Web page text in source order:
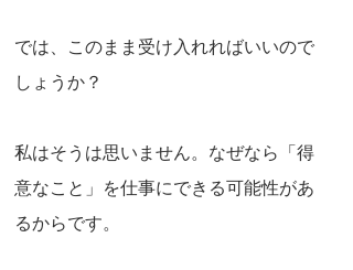
では、このまま受け入れればいいので
しょうか？
私はそうは思いません。なぜなら「得
意なこと」を仕事にできる可能性があ
るからです。